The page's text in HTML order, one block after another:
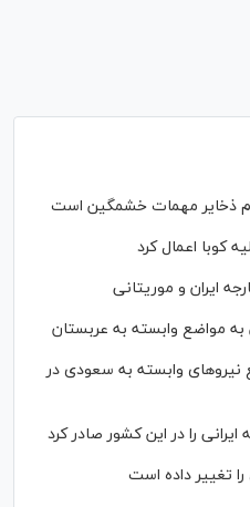
ذخایر مهمات خشمگین است
کوبا اعمال کرد
ایران و موریتانی
مواضع وابسته به عربستان
نیرو‌های وابسته به سعودی در
را در این کشور صادر کرد
را تغییر داده است